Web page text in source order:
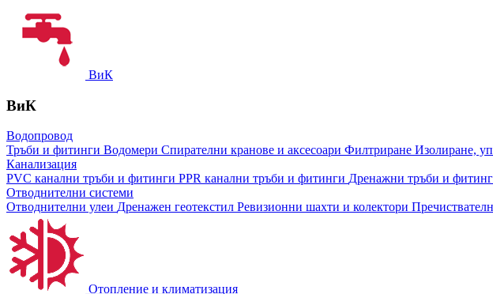
ВиК
ВиК
Водопровод
Тръби и фитинги Водомери Спирателни кранове и аксесоари Филтриране Изолиране,
Канализация
PVC канални тръби и фитинги PPR канални тръби и фитинги Дренажни тръби и
Отводнителни системи
Отводнителни улеи Дренажен геотекстил Ревизионни шахти и колектори
Отопление и климатизация